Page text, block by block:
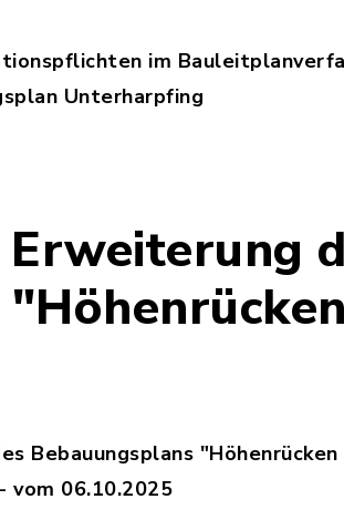
im
Unterharpfing
Bebauungsplans
vom 06.10.2025